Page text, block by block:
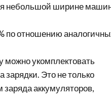
небольшой ширине
по отношению
можно укомплектовать
Это не только
аккумуляторов,